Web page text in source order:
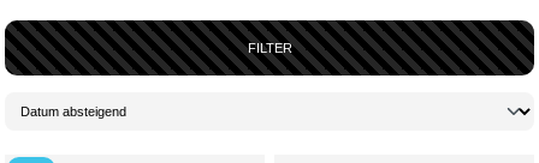
Arbeitsflächelanden. Gerade dieVorbereitung für dasShisha
Rauchenkann wegen der Molasse im Tabakganz schön schmierig
werden. Und wegen deröligen Konsistenzentstehen dann früher oder
FILTER